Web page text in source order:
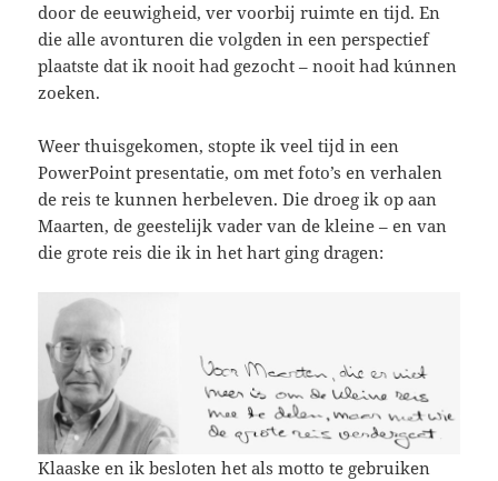
door de eeuwigheid, ver voorbij ruimte en tijd. En
die alle avonturen die volgden in een perspectief
plaatste dat ik nooit had gezocht – nooit had kúnnen
zoeken.
Weer thuisgekomen, stopte ik veel tijd in een
PowerPoint presentatie, om met foto’s en verhalen
de reis te kunnen herbeleven. Die droeg ik op aan
Maarten, de geestelijk vader van de kleine – en van
die grote reis die ik in het hart ging dragen:
Klaaske en ik besloten het als motto te gebruiken